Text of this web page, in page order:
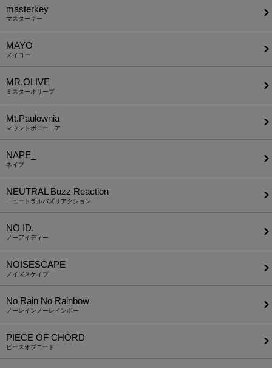
masterkey
マスターキー
MAYO
メイヨー
MR.OLIVE
ミスターオリーブ
Mt.Paulownia
マウントポローニア
NAPE_
ネイプ
NEUTRAL Buzz Reaction
ニュートラルバズリアクション
NO ID.
ノーアイディー
NOISESCAPE
ノイズスケイプ
No Rain No Rainbow
ノーレインノーレインボー
PIECE OF CHORD
ピースオブコード